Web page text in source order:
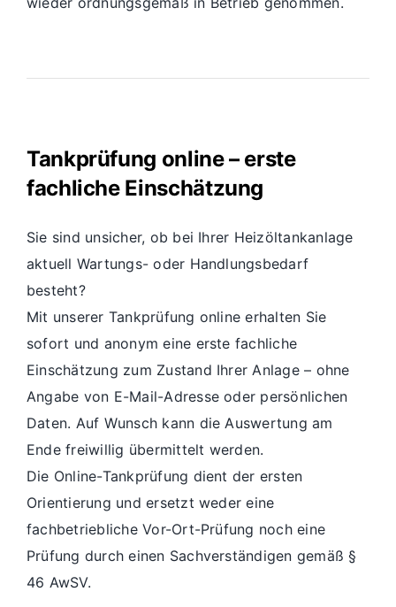
Tankprüfung online – erste
fachliche Einschätzung
Sie sind unsicher, ob bei Ihrer Heizöltankanlage
aktuell Wartungs- oder Handlungsbedarf
besteht?
Mit unserer Tankprüfung online erhalten Sie
sofort und anonym eine erste fachliche
Einschätzung zum Zustand Ihrer Anlage – ohne
Angabe von E-Mail-Adresse oder persönlichen
Daten. Auf Wunsch kann die Auswertung am
Ende freiwillig übermittelt werden.
Die Online-Tankprüfung dient der ersten
Orientierung und ersetzt weder eine
fachbetriebliche Vor-Ort-Prüfung noch eine
Prüfung durch einen Sachverständigen gemäß §
46 AwSV.